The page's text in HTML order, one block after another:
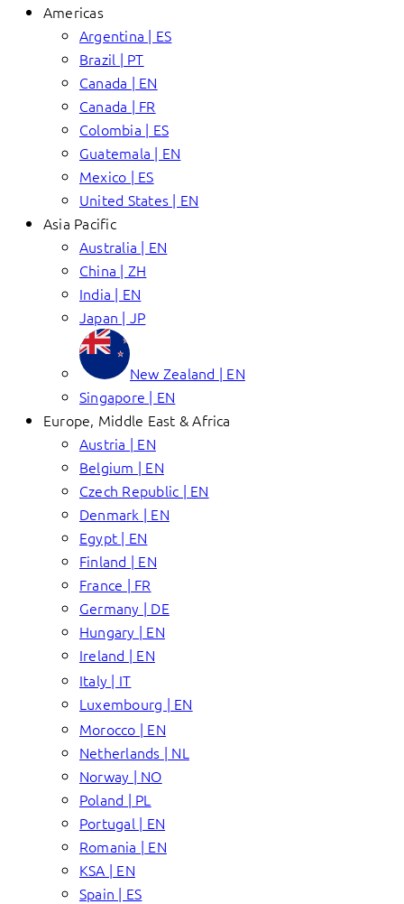
Americas
Argentina | ES
Brazil | PT
Canada | EN
Canada | FR
Colombia | ES
Guatemala | EN
Mexico | ES
United States | EN
Asia Pacific
Australia | EN
China | ZH
India | EN
Japan | JP
New Zealand | EN
Singapore | EN
Europe, Middle East & Africa
Austria | EN
Belgium | EN
Czech Republic | EN
Denmark | EN
Egypt | EN
Finland | EN
France | FR
Germany | DE
Hungary | EN
Ireland | EN
Italy | IT
Luxembourg | EN
Morocco | EN
Netherlands | NL
Norway | NO
Poland | PL
Portugal | EN
Romania | EN
KSA | EN
Spain | ES